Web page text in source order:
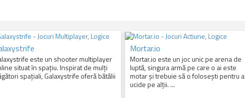
este un shooter multiplayer
situat în spațiu. Inspirat de mulți
spațiali, Galaxystrife oferă bătălii
Mortar.io
Mortar.io este un joc unic pe arena de
luptă, singura armă pe care o ai este
motar și trebuie să o folosești pentru a
ucide pe alții. ...